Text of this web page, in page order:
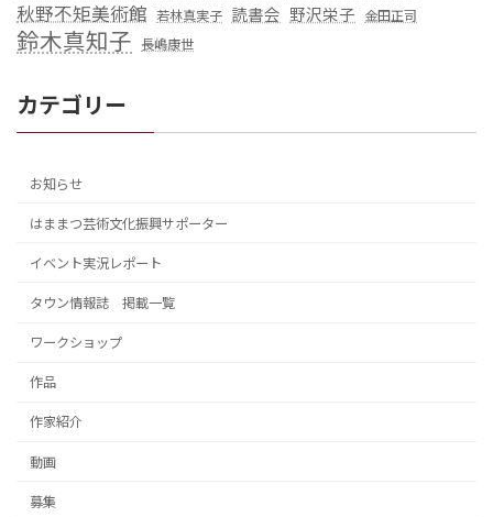
秋野不矩美術館 若林真実子 読書会 野沢栄子 金田正司
鈴木真知子 長嶋康世
カテゴリー
お知らせ
はままつ芸術文化振興サポーター
イベント実況レポート
タウン情報誌 掲載一覧
ワークショップ
作品
作家紹介
動画
募集